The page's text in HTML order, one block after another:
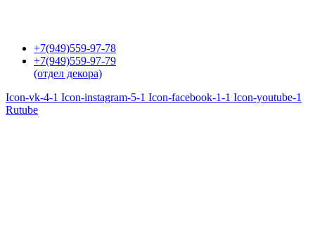
+7(949)559-97-78
+7(949)559-97-79
(отдел декора)
Icon-vk-4-1 Icon-instagram-5-1 Icon-facebook-1-1 Icon-youtube-1
Rutube